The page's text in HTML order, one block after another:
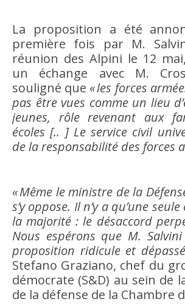
La proposition a été
première fois par M.
réunion des Alpini le 12
un échange avec M.
souligné que « les forces
pas être vues comme un lieu
jeunes, rôle revenant aux
écoles [.. ] Le service civil
de la responsabilité des forces
« Même le ministre de la
s’y oppose. Il n’y a qu’une
la majorité : le désaccord
Nous espérons que M.
proposition ridicule et
Stefano Graziano, chef du
démocrate (S&D) au sein de
de la défense de la Chambre